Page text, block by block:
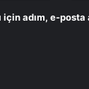
adım, e-